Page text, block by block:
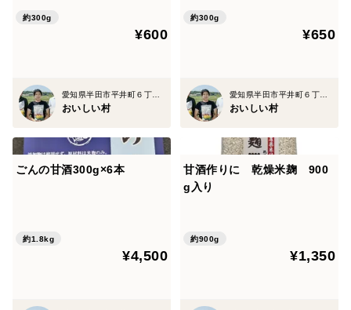
*'ｗ')b
約300g
¥600
おいしい村
約300g
¥650
おいしい村
ごんの甘酒300g×6本
約1.8kg
¥4,500
甘酒作りに 乾燥米麹 900
g入り
約900g
¥1,350